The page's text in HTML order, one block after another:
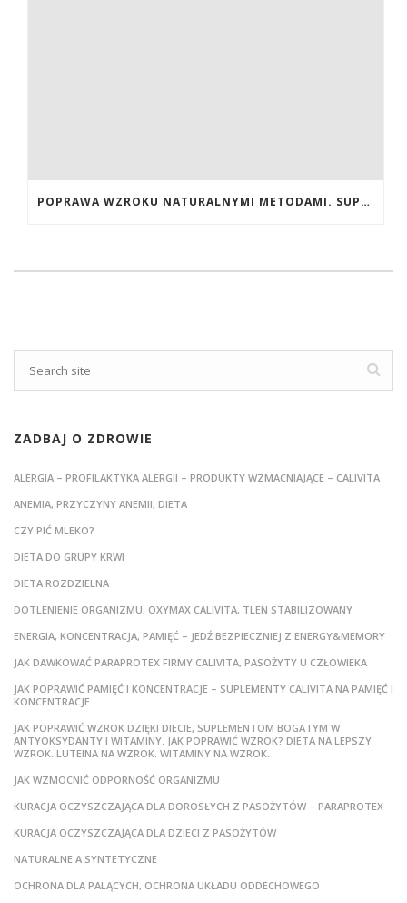
POPRAWA WZROKU NATURALNYMI METODAMI. SUPLEMENTY CALIVITA NA POPRAWĘ WZROKU
ZADBAJ O ZDROWIE
ALERGIA – PROFILAKTYKA ALERGII – PRODUKTY WZMACNIAJĄCE – CALIVITA
ANEMIA, PRZYCZYNY ANEMII, DIETA
CZY PIĆ MLEKO?
DIETA DO GRUPY KRWI
DIETA ROZDZIELNA
DOTLENIENIE ORGANIZMU, OXYMAX CALIVITA, TLEN STABILIZOWANY
ENERGIA, KONCENTRACJA, PAMIĘĆ – JEDŹ BEZPIECZNIEJ Z ENERGY&MEMORY
JAK DAWKOWAĆ PARAPROTEX FIRMY CALIVITA, PASOŻYTY U CZŁOWIEKA
JAK POPRAWIĆ PAMIĘĆ I KONCENTRACJE – SUPLEMENTY CALIVITA NA PAMIĘĆ I
KONCENTRACJE
JAK POPRAWIĆ WZROK DZIĘKI DIECIE, SUPLEMENTOM BOGATYM W
ANTYOKSYDANTY I WITAMINY. JAK POPRAWIĆ WZROK? DIETA NA LEPSZY
WZROK. LUTEINA NA WZROK. WITAMINY NA WZROK.
JAK WZMOCNIĆ ODPORNOŚĆ ORGANIZMU
KURACJA OCZYSZCZAJĄCA DLA DOROSŁYCH Z PASOŻYTÓW – PARAPROTEX
KURACJA OCZYSZCZAJĄCA DLA DZIECI Z PASOŻYTÓW
NATURALNE A SYNTETYCZNE
OCHRONA DLA PALĄCYCH, OCHRONA UKŁADU ODDECHOWEGO